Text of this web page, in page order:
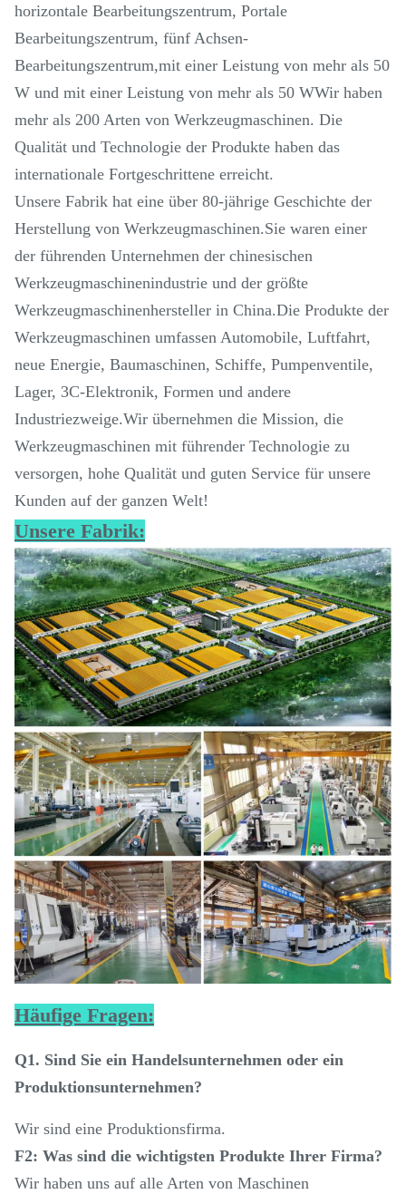
horizontale Bearbeitungszentrum, Portale
Bearbeitungszentrum, fünf Achsen-
Bearbeitungszentrum,mit einer Leistung von mehr als 50
W und mit einer Leistung von mehr als 50 WWir haben
mehr als 200 Arten von Werkzeugmaschinen. Die
Qualität und Technologie der Produkte haben das
internationale Fortgeschrittene erreicht.
Unsere Fabrik hat eine über 80-jährige Geschichte der
Herstellung von Werkzeugmaschinen.Sie waren einer
der führenden Unternehmen der chinesischen
Werkzeugmaschinenindustrie und der größte
Werkzeugmaschinenhersteller in China.Die Produkte der
Werkzeugmaschinen umfassen Automobile, Luftfahrt,
neue Energie, Baumaschinen, Schiffe, Pumpenventile,
Lager, 3C-Elektronik, Formen und andere
Industriezweige.Wir übernehmen die Mission, die
Werkzeugmaschinen mit führender Technologie zu
versorgen, hohe Qualität und guten Service für unsere
Kunden auf der ganzen Welt!
Unsere Fabrik:
Häufige Fragen:
Q1. Sind Sie ein Handelsunternehmen oder ein
Produktionsunternehmen?
Wir sind eine Produktionsfirma.
F2: Was sind die wichtigsten Produkte Ihrer Firma?
Wir haben uns auf alle Arten von Maschinen